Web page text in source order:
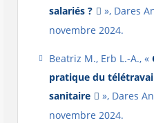
salariés ?
», Dares
novembre 2024.
Beatriz M., Erb L.-A., «
pratique du
sanitaire
», Dares
novembre 2024.